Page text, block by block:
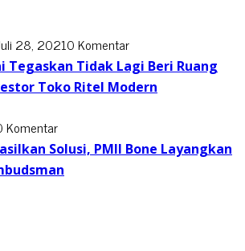
28, 20210 Komentar
Tegaskan Tidak Lagi Beri Ruang
Toko Ritel Modern
Komentar
Solusi, PMII Bone Layangkan